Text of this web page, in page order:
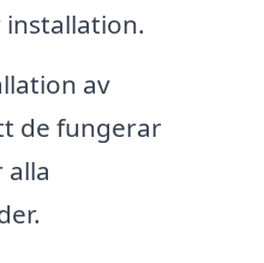
av
de fungerar